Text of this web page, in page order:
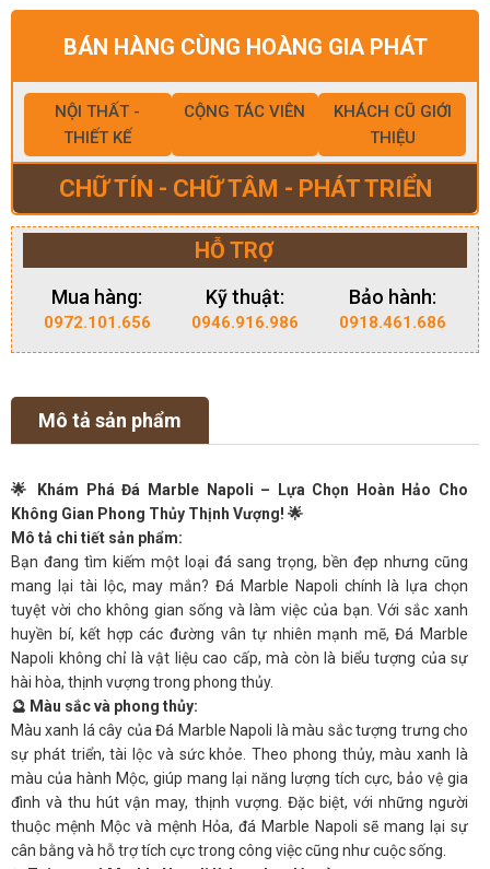
BÁN HÀNG CÙNG HOÀNG GIA PHÁT
NỘI THẤT -
THIẾT KẾ
CỘNG TÁC VIÊN
KHÁCH CŨ GIỚI
THIỆU
CHỮ TÍN - CHỮ TÂM - PHÁT TRIỂN
HỖ TRỢ
Mua hàng:
0972.101.656
Kỹ thuật:
0946.916.986
Bảo hành:
0918.461.686
Mô tả sản phẩm
🌟 Khám Phá Đá Marble Napoli – Lựa Chọn Hoàn Hảo Cho
Không Gian Phong Thủy Thịnh Vượng! 🌟
Mô tả chi tiết sản phẩm:
Bạn đang tìm kiếm một loại đá sang trọng, bền đẹp nhưng cũng
mang lại tài lộc, may mắn? Đá Marble Napoli chính là lựa chọn
tuyệt vời cho không gian sống và làm việc của bạn. Với sắc xanh
huyền bí, kết hợp các đường vân tự nhiên mạnh mẽ, Đá Marble
Napoli không chỉ là vật liệu cao cấp, mà còn là biểu tượng của sự
hài hòa, thịnh vượng trong phong thủy.
🔮 Màu sắc và phong thủy:
Màu xanh lá cây của Đá Marble Napoli là màu sắc tượng trưng cho
sự phát triển, tài lộc và sức khỏe. Theo phong thủy, màu xanh là
màu của hành Mộc, giúp mang lại năng lượng tích cực, bảo vệ gia
đình và thu hút vận may, thịnh vượng. Đặc biệt, với những người
thuộc mệnh Mộc và mệnh Hỏa, đá Marble Napoli sẽ mang lại sự
cân bằng và hỗ trợ tích cực trong công việc cũng như cuộc sống.